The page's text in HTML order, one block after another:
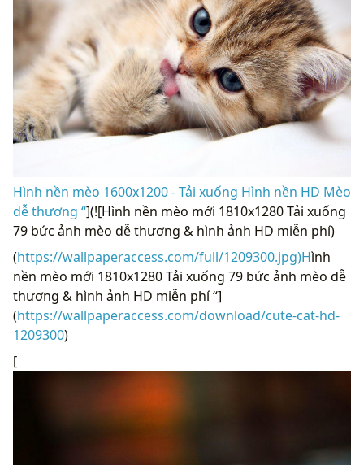
Hình nền mèo 1600x1200 - Tải xuống Hình nền HD Mèo
dễ thương “](![Hình nền mèo mới 1810x1280 Tải xuống
79 bức ảnh mèo dễ thương & hình ảnh HD miễn phí)
(https://wallpaperaccess.com/full/1209300.jpg)Hình
nền mèo mới 1810x1280 Tải xuống 79 bức ảnh mèo dễ
thương & hình ảnh HD miễn phí “]
(https://wallpaperaccess.com/download/cute-cat-hd-
1209300)
[